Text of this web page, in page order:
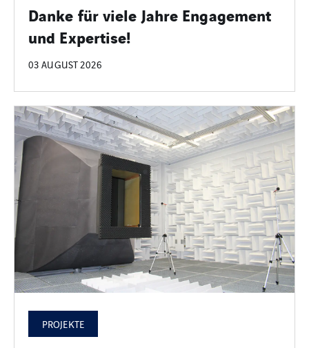
Danke für viele Jahre Engagement
und Expertise!
03 AUGUST 2026
PROJEKTE